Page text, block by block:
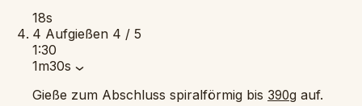
18s
4 Aufgießen 4 / 5
1:30
1m30s
Gieße zum Abschluss spiralförmig bis 390g auf.